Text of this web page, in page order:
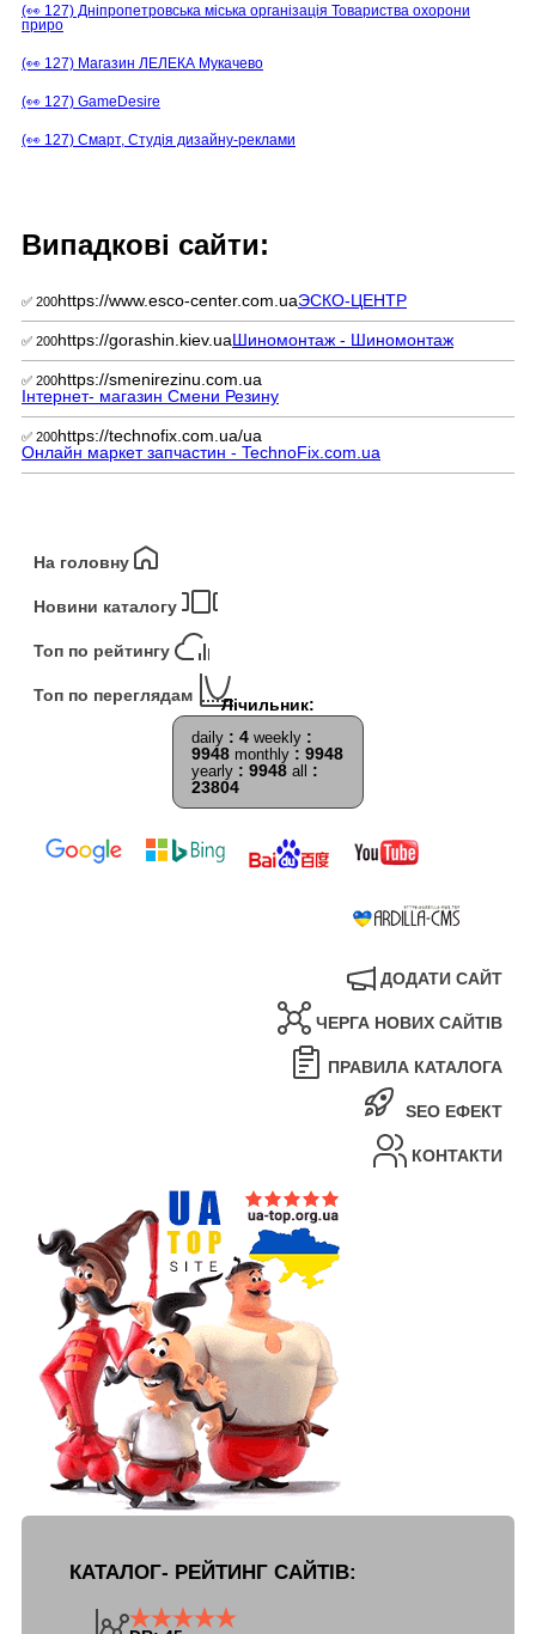
(👀 127) Дніпропетровська міська організація Товариства охорони
приро
(👀 127) Магазин ЛЕЛЕКА Мукачево
(👀 127) GameDesire
(👀 127) Смарт, Студія дизайну-реклами
Випадкові сайти:
✅ 200https://www.esco-center.com.uaЭСКО-ЦЕНТР
✅ 200https://gorashin.kiev.uaШиномонтаж - Шиномонтаж
✅ 200https://smenirezinu.com.ua
Інтернет- магазин Смени Резину
✅ 200https://technofix.com.ua/ua
Онлайн маркет запчастин - TechnoFix.com.ua
На головну
Новини каталогу
Топ по рейтингу
Топ по переглядам
daily : 4 weekly :
9948 monthly : 9948
yearly : 9948 all :
23804
ДОДАТИ САЙТ
ЧЕРГА НОВИХ САЙТІВ
ПРАВИЛА КАТАЛОГА
SEO ЕФЕКТ
КОНТАКТИ
КАТАЛОГ- РЕЙТИНГ САЙТІВ: